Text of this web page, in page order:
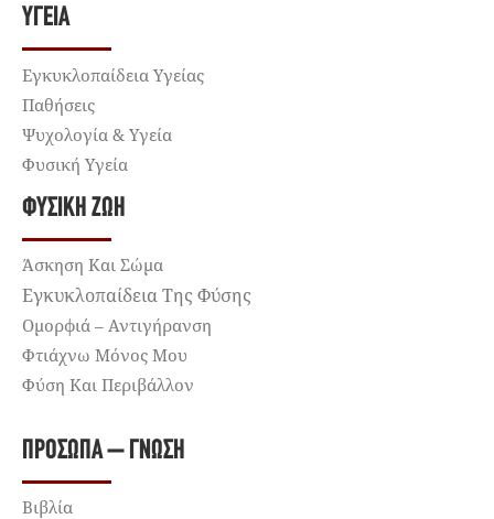
ΥΓΕΊΑ
Εγκυκλοπαίδεια Υγείας
Παθήσεις
Ψυχολογία & Υγεία
Φυσική Υγεία
ΦΥΣΙΚΉ ΖΩΉ
Άσκηση Και Σώμα
Εγκυκλοπαίδεια Της Φύσης
Ομορφιά – Αντιγήρανση
Φτιάχνω Μόνος Μου
Φύση Και Περιβάλλον
ΠΡΌΣΩΠΑ – ΓΝΏΣΗ
Βιβλία